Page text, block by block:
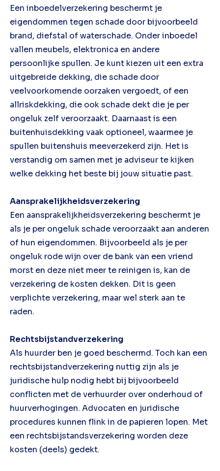
Een inboedelverzekering beschermt je
eigendommen tegen schade door bijvoorbeeld
brand, diefstal of waterschade. Onder inboedel
vallen meubels, elektronica en andere
persoonlijke spullen. Je kunt kiezen uit een extra
uitgebreide dekking, die schade door
veelvoorkomende oorzaken vergoedt, of een
allriskdekking, die ook schade dekt die je per
ongeluk zelf veroorzaakt. Daarnaast is een
buitenhuisdekking vaak optioneel, waarmee je
spullen buitenshuis meeverzekerd zijn. Het is
verstandig om samen met je adviseur te kijken
welke dekking het beste bij jouw situatie past.
Aansprakelijkheidsverzekering
Een aansprakelijkheidsverzekering beschermt je
als je per ongeluk schade veroorzaakt aan anderen
of hun eigendommen. Bijvoorbeeld als je per
ongeluk rode wijn over de bank van een vriend
morst en deze niet meer te reinigen is, kan de
verzekering de kosten dekken. Dit is geen
verplichte verzekering, maar wel sterk aan te
raden.
Rechtsbijstandverzekering
Als huurder ben je goed beschermd. Toch kan een
rechtsbijstandverzekering nuttig zijn als je
juridische hulp nodig hebt bij bijvoorbeeld
conflicten met de verhuurder over onderhoud of
huurverhogingen. Advocaten en juridische
procedures kunnen flink in de papieren lopen. Met
een rechtsbijstandsverzekering worden deze
kosten (deels) gedekt.